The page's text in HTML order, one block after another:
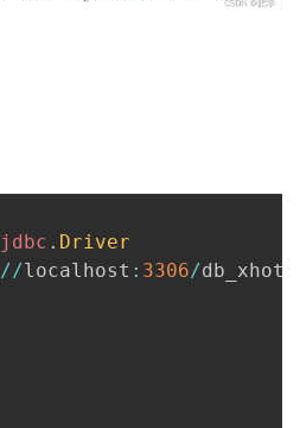
jdbc . Driver
//localhost : 3306/